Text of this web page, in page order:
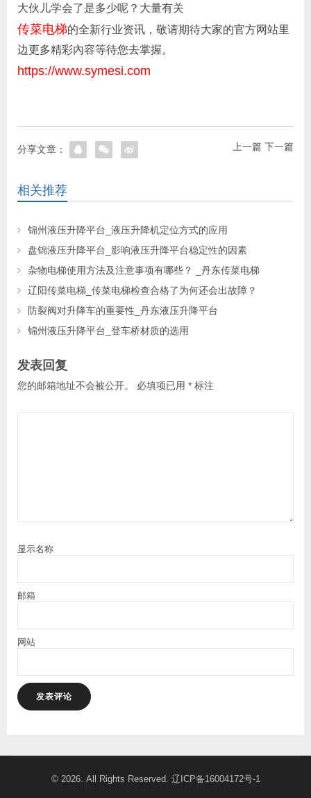
大伙儿学会了是多少呢？大量有关
传菜电梯的全新行业资讯，敬请期待大家的官方网站里
边更多精彩內容等待您去掌握。
https://www.symesi.com
上一篇 下一篇
分享文章：
相关推荐
锦州液压升降平台_液压升降机定位方式的应用
盘锦液压升降平台_影响液压升降平台稳定性的因素
杂物电梯使用方法及注意事项有哪些？ _丹东传菜电梯
辽阳传菜电梯_传菜电梯检查合格了为何还会出故障？
防裂阀对升降车的重要性_丹东液压升降平台
锦州液压升降平台_登车桥材质的选用
发表回复
您的邮箱地址不会被公开。 必填项已用 * 标注
显示名称
邮箱
网站
© 2026. All Rights Reserved. 辽ICP备16004172号-1